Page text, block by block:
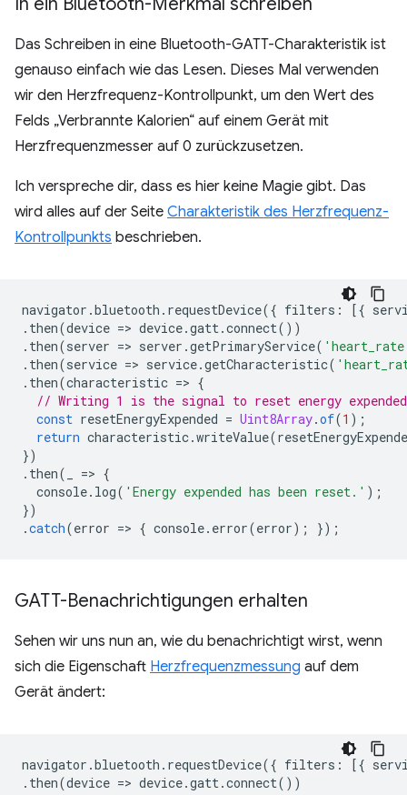
Das Schreiben in eine Bluetooth-GATT-Charakteristik ist
genauso einfach wie das Lesen. Dieses Mal verwenden
wir den Herzfrequenz-Kontrollpunkt, um den Wert des
Felds „Verbrannte Kalorien“ auf einem Gerät mit
Herzfrequenzmesser auf 0 zurückzusetzen.
Ich verspreche dir, dass es hier keine Magie gibt. Das
wird alles auf der Seite Charakteristik des Herzfrequenz-
Kontrollpunkts beschrieben.
navigator .bluetooth . requestDevice({ filters : [{
. then(device => device.gatt.connect())
. then(server => server .getPrimaryService(
. then(service => service.getCharacteristic(
. then(characteristic => {
// Writing 1 is the signal to reset energy
const resetEnergyExpended = Uint8Array.of(1 );
return characteristic.writeValue(
})
. then( => {
console. log( 'Energy expended has been reset.' );
})
.catch(error => { console. error(error); });
GATT-Benachrichtigungen erhalten
Sehen wir uns nun an, wie du benachrichtigt wirst, wenn
sich die Eigenschaft Herzfrequenzmessung auf dem
Gerät ändert:
navigator .bluetooth . requestDevice({ filters : [{
. then(device => device.gatt.connect())